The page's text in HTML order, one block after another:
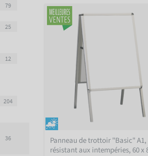
79
25
12
204
36
Panneau de trottoir "Basic" A1,
résistant aux intempéries, 60 x